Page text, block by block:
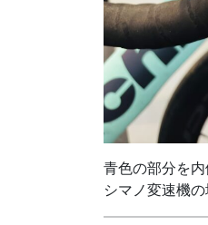
青色の部分を
シマノ変速機